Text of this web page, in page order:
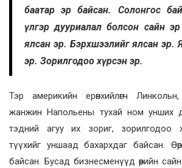
баатар эр байсан. Солонгос
үлгэр дууриалал болсон сайн эр
ялсан эр. Бэрхшээлийг ялсан эр.
эр. Зорилгодоо хүрсэн эр.
Тэр америкийн ерөнхийлөгч
жанжин Напольены тухай ном унших
тэдний агуу их зориг, зорилгодоо
түүхийг уншаад бахархдаг байсан.
байсан. Бусад бизнесменүүд өөрийн